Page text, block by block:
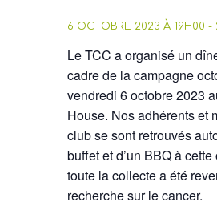
6 OCTOBRE 2023 À 19H00 -
Le TCC a organisé un
cadre de la campagne
vendredi 6 octobre 2023
House. Nos adhérents et
club se sont retrouvés
buffet et d’un BBQ à
toute la collecte a été
recherche sur le cancer.